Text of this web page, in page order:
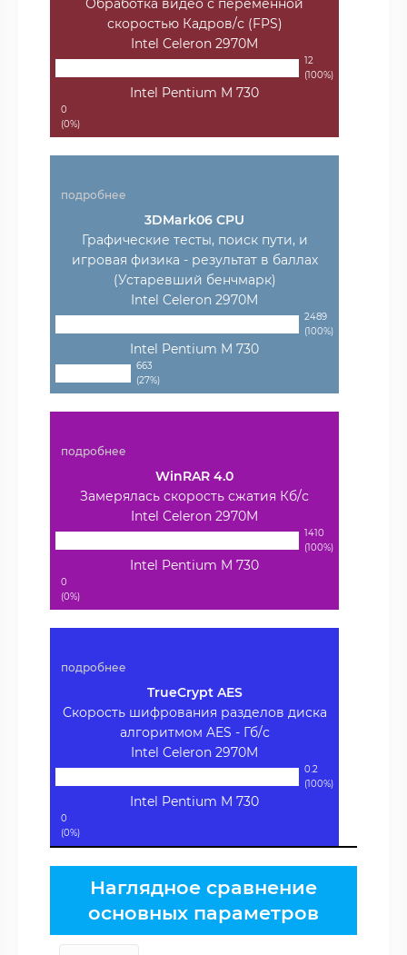
Обработка видео с переменной
скоростью Кадров/с (FPS)
Intel Celeron 2970M
12
(100%)
Intel Pentium M 730
0
(0%)
подробнее
3DMark06 CPU
Графические тесты, поиск пути, и
игровая физика - результат в баллах
(Устаревший бенчмарк)
Intel Celeron 2970M
2489
(100%)
Intel Pentium M 730
663
(27%)
подробнее
WinRAR 4.0
Замерялась скорость сжатия Кб/с
Intel Celeron 2970M
1410
(100%)
Intel Pentium M 730
0
(0%)
подробнее
TrueCrypt AES
Скорость шифрования разделов диска
алгоритмом AES - Гб/с
Intel Celeron 2970M
0.2
(100%)
Intel Pentium M 730
0
(0%)
Наглядное сравнение
основных параметров